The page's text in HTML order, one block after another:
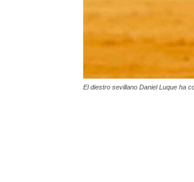
El diestro sevillano Daniel Luque ha